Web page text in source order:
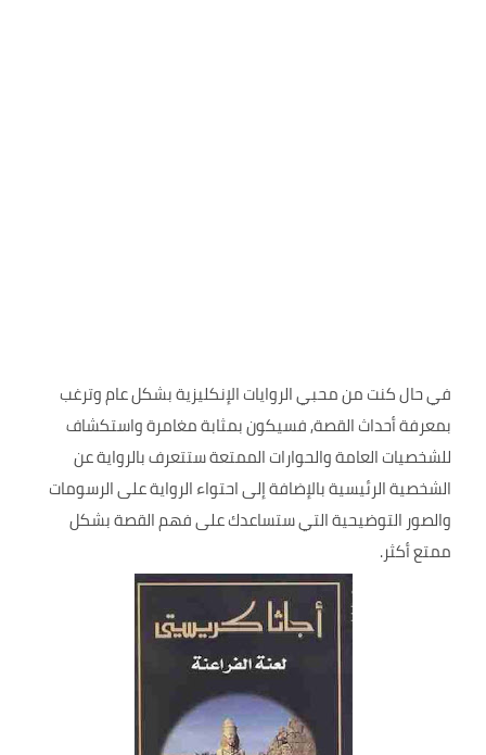
في حال كنت من محبي الروايات الإنكليزية بشكل عام وترغب
بمعرفة أحداث القصة, فسيكون بمثابة مغامرة واستكشاف
للشخصيات العامة والحوارات الممتعة ستتعرف بالرواية عن
الشخصية الرئيسية بالإضافة إلى احتواء الرواية على الرسومات
والصور التوضيحية التي ستساعدك على فهم القصة بشكل
ممتع أكثر.